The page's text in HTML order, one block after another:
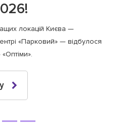
локацій Києва —
«Парковий» — відбулося